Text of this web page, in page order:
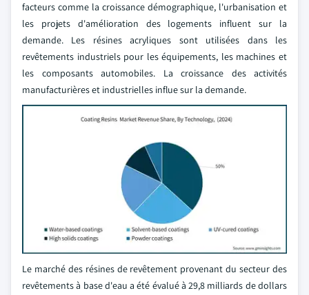
facteurs comme la croissance démographique, l'urbanisation et
les projets d'amélioration des logements influent sur la
demande. Les résines acryliques sont utilisées dans les
revêtements industriels pour les équipements, les machines et
les composants automobiles. La croissance des activités
manufacturières et industrielles influe sur la demande.
Le marché des résines de revêtement provenant du secteur des
revêtements à base d'eau a été évalué à 29,8 milliards de dollars